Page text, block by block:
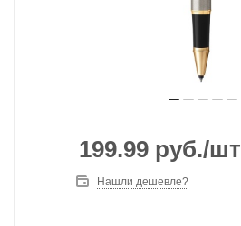
199.99 руб./шт
Нашли дешевле?